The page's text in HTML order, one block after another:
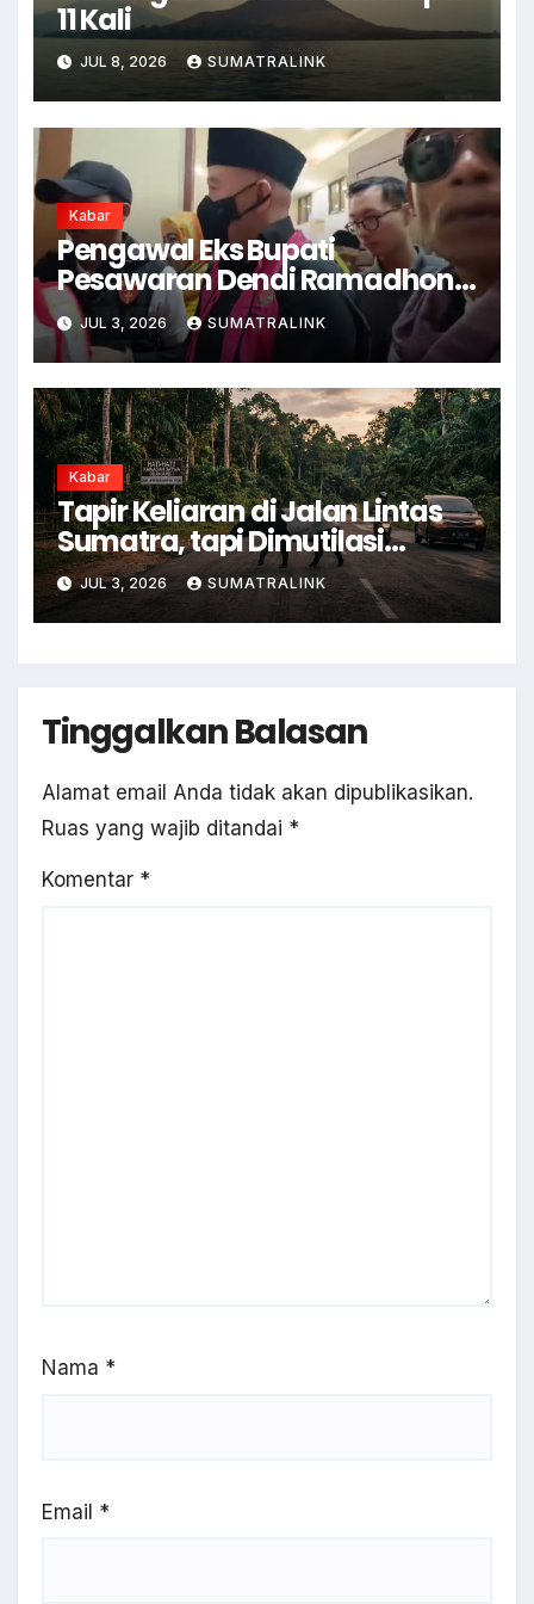
11 Kali
JUL 8, 2026 SUMATRALINK
Kabar
Pengawal Eks Bupati
Pesawaran Dendi Ramadhona
Pukul Kamera Wartawan
JUL 3, 2026 SUMATRALINK
Kabar
Tapir Keliaran di Jalan Lintas
Sumatra, tapi Dimutilasi
Warga
JUL 3, 2026 SUMATRALINK
Tinggalkan Balasan
Alamat email Anda tidak akan dipublikasikan.
Ruas yang wajib ditandai *
Komentar *
Nama *
Email *